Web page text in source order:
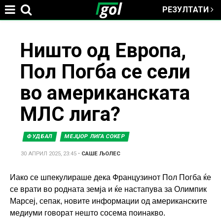
РЕЗУЛТАТИ
here
Ништо од Европа,
Пол Погба се сели
во американската
МЛС лига?
ФУДБАЛ МЕЈЏОР ЛИГА СОКЕР
30 АПРИЛ 2025, 23:45 • САШЕ ЉОЛЕС
Иако се шпекулираше дека Французинот Пол Погба ќе
се врати во родната земја и ќе настапува за Олимпик
Марсеј, сепак, новите информации од американските
медиуми говорат нешто сосема поинакво.